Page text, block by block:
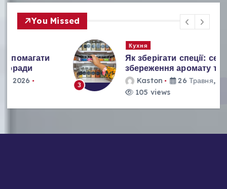
You Missed
3
Кухня
Як зберігати спеції: секрети
збереження аромату та свіжості
Kaston
26 Травня, 2026
105 views